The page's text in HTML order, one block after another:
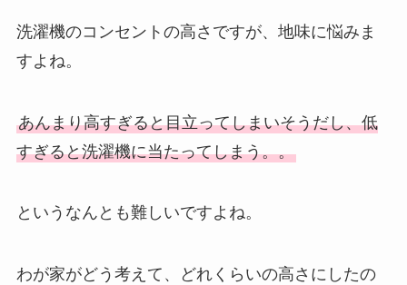
洗濯機のコンセントの高さですが、地味に悩みま
すよね。
あんまり高すぎると目立ってしまいそうだし、低
すぎると洗濯機に当たってしまう。。
というなんとも難しいですよね。
わが家がどう考えて、どれくらいの高さにしたの